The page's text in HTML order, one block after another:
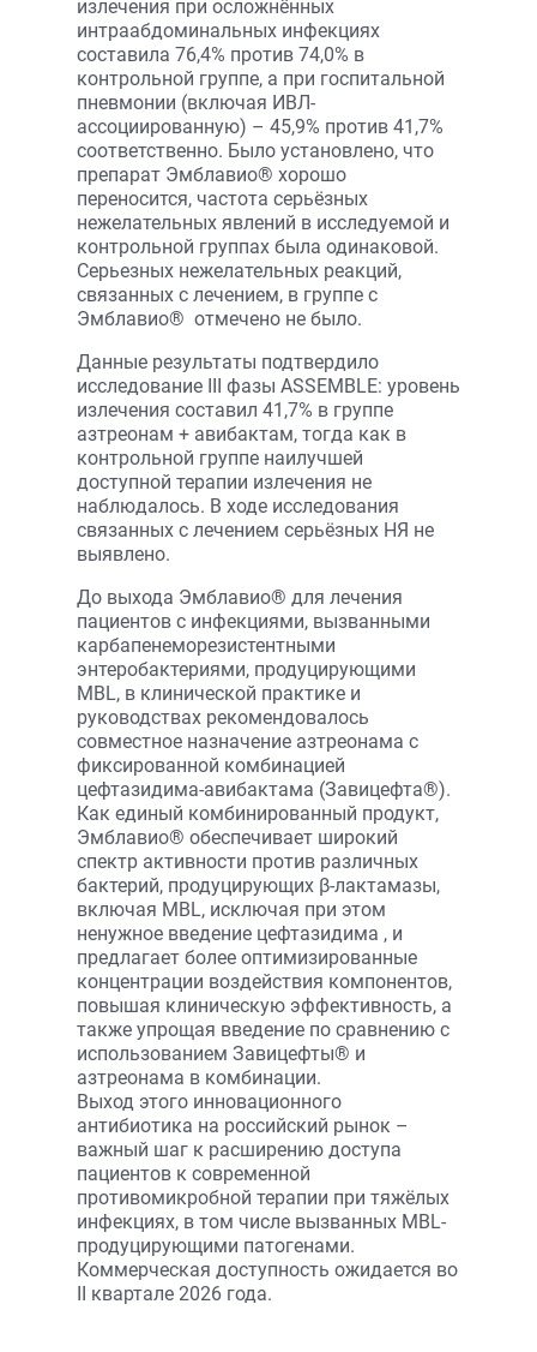
излечения при осложнённых
интраабдоминальных инфекциях
составила 76,4% против 74,0% в
контрольной группе, а при госпитальной
пневмонии (включая ИВЛ-
ассоциированную) – 45,9% против 41,7%
соответственно. Было установлено, что
препарат Эмблавио® хорошо
переносится, частота серьёзных
нежелательных явлений в исследуемой и
контрольной группах была одинаковой.
Серьезных нежелательных реакций,
связанных с лечением, в группе с
Эмблавио® отмечено не было.
Данные результаты подтвердило
исследование III фазы ASSEMBLE: уровень
излечения составил 41,7% в группе
азтреонам + авибактам, тогда как в
контрольной группе наилучшей
доступной терапии излечения не
наблюдалось. В ходе исследования
связанных с лечением серьёзных НЯ не
выявлено.
До выхода Эмблавио® для лечения
пациентов с инфекциями, вызванными
карбапенеморезистентными
энтеробактериями, продуцирующими
MBL, в клинической практике и
руководствах рекомендовалось
совместное назначение азтреонама с
фиксированной комбинацией
цефтазидима-авибактама (Завицефта®).
Как единый комбинированный продукт,
Эмблавио® обеспечивает широкий
спектр активности против различных
бактерий, продуцирующих β-лактамазы,
включая MBL, исключая при этом
ненужное введение цефтазидима , и
предлагает более оптимизированные
концентрации воздействия компонентов,
повышая клиническую эффективность, а
также упрощая введение по сравнению с
использованием Завицефты® и
азтреонама в комбинации.
Выход этого инновационного
антибиотика на российский рынок –
важный шаг к расширению доступа
пациентов к современной
противомикробной терапии при тяжёлых
инфекциях, в том числе вызванных MBL-
продуцирующими патогенами.
Коммерческая доступность ожидается во
II квартале 2026 года.